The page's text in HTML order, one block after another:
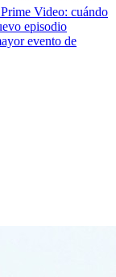
Video: cuándo
episodio
evento de